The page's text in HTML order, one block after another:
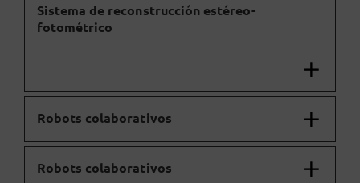
Sistema de reconstrucción estéreo-
fotométrico
Robots colaborativos
Robots colaborativos